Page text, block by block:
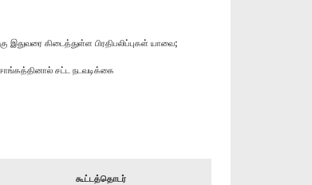
கிடைத்துள்ள பிரதிபலிப்புகள் யாவை;
சட்ட நடவடிக்கை
கூட்டத்தொடர்